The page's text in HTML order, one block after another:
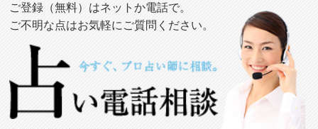
ご登録（無料）はネットか電話で。
ご不明な点はお気軽にご質問ください。